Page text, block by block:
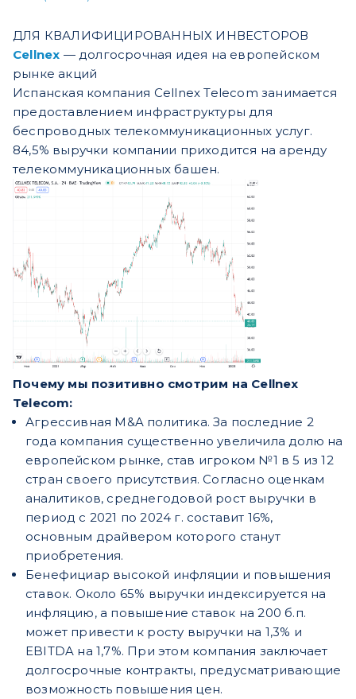
ДЛЯ КВАЛИФИЦИРОВАННЫХ ИНВЕСТОРОВ
Cellnex — долгосрочная идея на европейском
рынке акций
Испанская компания Cellnex Telecom занимается
предоставлением инфраструктуры для
беспроводных телекоммуникационных услуг.
84,5% выручки компании приходится на аренду
телекоммуникационных башен.
Почему мы позитивно смотрим на Cellnex
Telecom:
Агрессивная M&A политика. За последние 2
года компания существенно увеличила долю на
европейском рынке, став игроком №1 в 5 из 12
стран своего присутствия. Согласно оценкам
аналитиков, среднегодовой рост выручки в
период с 2021 по 2024 г. составит 16%,
основным драйвером которого станут
приобретения.
Бенефициар высокой инфляции и повышения
ставок. Около 65% выручки индексируется на
инфляцию, а повышение ставок на 200 б.п.
может привести к росту выручки на 1,3% и
EBITDA на 1,7%. При этом компания заключает
долгосрочные контракты, предусматривающие
возможность повышения цен.